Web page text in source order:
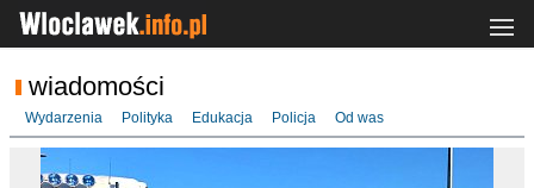
wiadomości
Wydarzenia Polityka Edukacja Policja Od was